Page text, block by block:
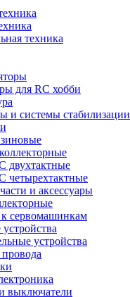
техника
для RC хобби
и системы стабилизации
двухтактные
четырехтактные
и аксессуары
к сервомашинкам
устройства
выключатели